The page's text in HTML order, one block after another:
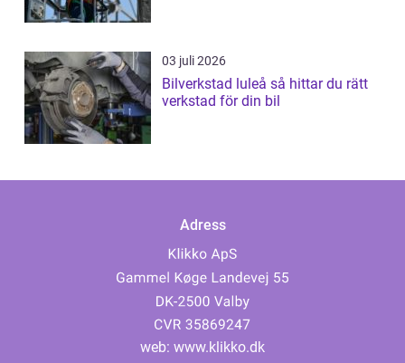
03 juli 2026
Bilverkstad luleå så hittar du rätt
verkstad för din bil
Adress
web: www.klikko.dk